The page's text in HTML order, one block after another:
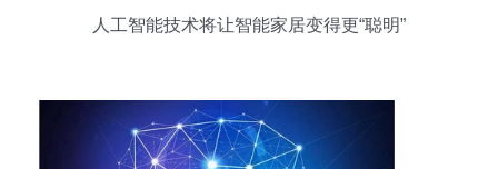
人工智能技术将让智能家居变得更“聪明”